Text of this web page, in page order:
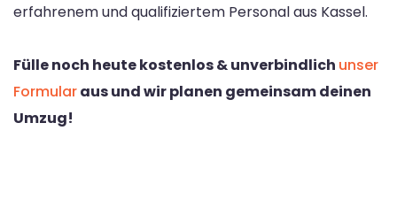
erfahrenem und qualifiziertem Personal aus Kassel.
Fülle noch heute kostenlos & unverbindlich unser
Formularaus und wir planen gemeinsam deinen
Umzug!